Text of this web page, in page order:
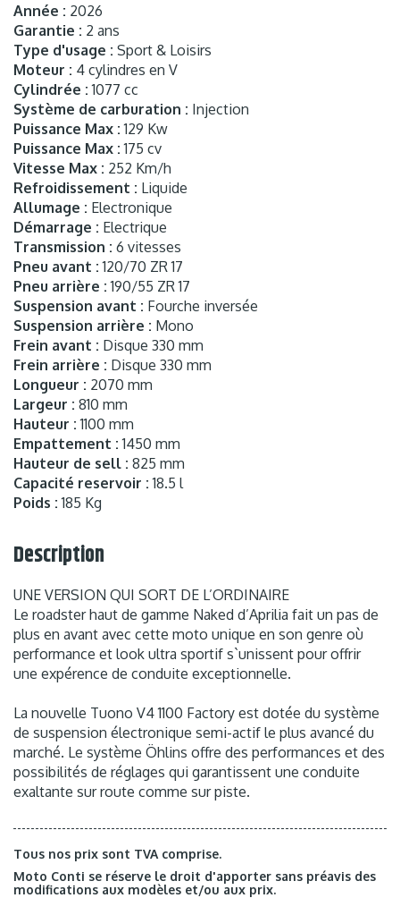
Année : 2026
Garantie : 2 ans
Type d'usage : Sport & Loisirs
Moteur : 4 cylindres en V
Cylindrée : 1077 cc
Système de carburation : Injection
Puissance Max : 129 Kw
Puissance Max : 175 cv
Vitesse Max : 252 Km/h
Refroidissement : Liquide
Allumage : Electronique
Démarrage : Electrique
Transmission : 6 vitesses
Pneu avant : 120/70 ZR 17
Pneu arrière : 190/55 ZR 17
Suspension avant : Fourche inversée
Suspension arrière : Mono
Frein avant : Disque 330 mm
Frein arrière : Disque 330 mm
Longueur : 2070 mm
Largeur : 810 mm
Hauteur : 1100 mm
Empattement : 1450 mm
Hauteur de sell : 825 mm
Capacité reservoir : 18.5 l
Poids : 185 Kg
Description
UNE VERSION QUI SORT DE L’ORDINAIRE
Le roadster haut de gamme Naked d’Aprilia fait un pas de
plus en avant avec cette moto unique en son genre où
performance et look ultra sportif s`unissent pour offrir
une expérence de conduite exceptionnelle.
La nouvelle Tuono V4 1100 Factory est dotée du système
de suspension électronique semi-actif le plus avancé du
marché. Le système Öhlins offre des performances et des
possibilités de réglages qui garantissent une conduite
exaltante sur route comme sur piste.
Tous nos prix sont TVA comprise.
Moto Conti se réserve le droit d'apporter sans préavis des
modifications aux modèles et/ou aux prix.